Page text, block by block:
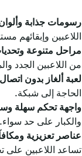
رسومات جذابة
اللاعبين وإبقائهم
مراحل متنوعة
من اللاعبين الجدد
لعبة ألغاز بدون
الحاجة إلى شبكة.
واجهة تحكم سهلة
والكبار على حد سواء.
عناصر تعزيزية
تساعد اللاعبين على